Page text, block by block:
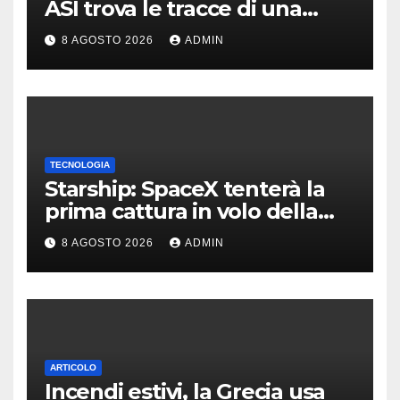
ASI trova le tracce di una
teoria formulata 90 anni fa
8 AGOSTO 2026 ADMIN
TECNOLOGIA
Starship: SpaceX tenterà la
prima cattura in volo della
navetta
8 AGOSTO 2026 ADMIN
ARTICOLO
Incendi estivi, la Grecia usa